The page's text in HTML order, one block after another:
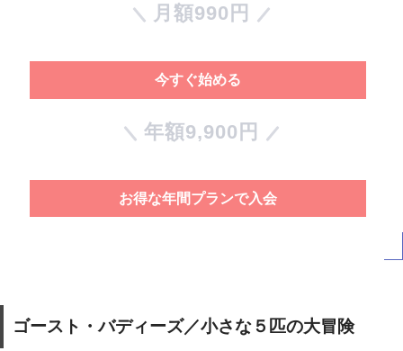
月額990円
今すぐ始める
年額9,900円
お得な年間プランで入会
ゴースト・バディーズ／小さな５匹の大冒険